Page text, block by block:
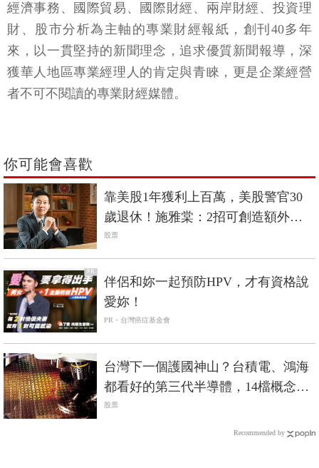
經濟事務、國際貿易、國際財經、兩岸財經、投資理
財、股市分析為主軸的專業財經報紙，創刊40多年
來，以一貫堅持的新聞理念，追求優質新聞報導，深
獲華人地區專業經理人的肯定與青睞，更是企業經營
者不可不閱讀的專業財經媒體。
你可能會喜歡
靠美股1年獲利上百萬，美股警官30
歲退休！施雅棠：2招可創造額外現
金流
股票
PR
伴侶和妳一起預防HPV，才有資格說
愛妳！
PR・台灣癌症基金會
台灣下一個護國神山？台積電、鴻海
都看好的第三代半導體，14檔概念股
出列
股票
Recommended by